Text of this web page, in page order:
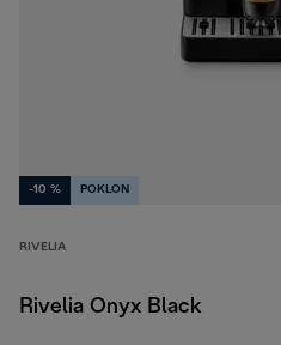
-10 % POKLON
RIVELIA
Rivelia Onyx Black